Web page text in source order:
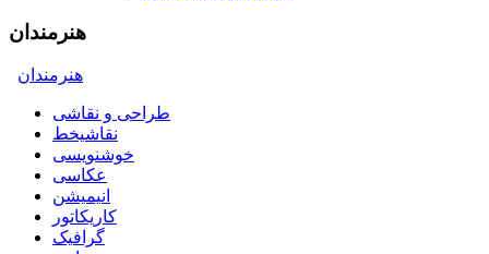
هنرمندان
هنرمندان
طراحی و نقاشی
نقاشیخط
خوشنویسی
عکاسی
انیمیشن
کاریکاتور
گرافیک